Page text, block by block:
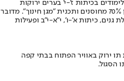
בכיתות ז'-י' בערים ירוקות
וצהובות, וכן בערים כתומות בהן 70% מחוסנים ותכנית "מגן חינוך". מדובר
גנים, כיתות א'-ו', י"א-י"ב ופעילות
ירוק באוויר הפתוח בבתי קפה
הסגול.